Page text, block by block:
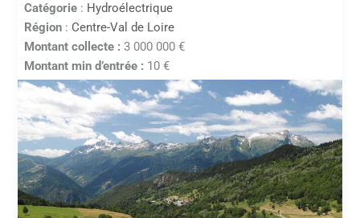
Catégorie : Hydroélectrique
Région : Centre-Val de Loire
Montant collecte : 3 000 000 €
Montant min d’entrée : 10 €